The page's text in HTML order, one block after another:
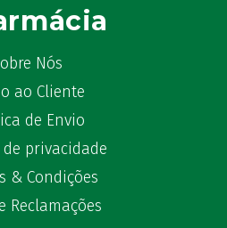
Nós
ao Cliente
de Envio
de privacidade
& Condições
Reclamações